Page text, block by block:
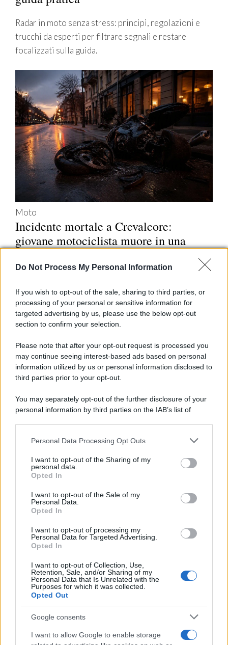
Do Not Process My Personal Information
If you wish to opt-out of the sale, sharing to third parties, or
processing of your personal or sensitive information for
targeted advertising by us, please use the below opt-out
section to confirm your selection.
Please note that after your opt-out request is processed you
may continue seeing interest-based ads based on personal
information utilized by us or personal information disclosed to
third parties prior to your opt-out.
You may separately opt-out of the further disclosure of your
personal information by third parties on the IAB’s list of
This information may also be disclosed by us to third parties
disclose it to other third parties.
Please note that this website/app uses one or more Google
services and may gather and store information including but
not limited to your visit or usage behaviour. You may click to
grant or deny consent to Google and its third-party tags to
consent section.
Personal Data Processing Opt Outs
I want to opt-out of the Sharing of my
personal data.
Opted In
I want to opt-out of the Sale of my
Personal Data.
Opted In
I want to opt-out of processing my
Personal Data for Targeted Advertising.
Opted In
I want to opt-out of Collection, Use,
Retention, Sale, and/or Sharing of my
Personal Data that Is Unrelated with the
Purposes for which it was collected.
Opted Out
Google consents
I want to allow Google to enable storage
Radar in moto senza stress: principi, regolazioni e
trucchi da esperti per filtrare segnali e restare
focalizzati sulla guida.
Moto
Incidente mortale a Crevalcore:
giovane motociclista muore in una
vita in un incidente in moto a Crevalcore. Gli amici,
non vedendolo arrivare a una festa, lo hanno
localizzato e trovato in condizioni disperate.
Motori Magazineè il magazine che si rivolge agli
appassionati di auto che si vogliono tenere sempre
aggiornati sulle ultime notizie del settore, ai saloni ed
il proprio veicolo.
Milano n.68 in data 01/03/2018|Contattaci Cookie Policy -
Note legali-
Copyright © 2025 |Motori magazine- Edito in Italia da AdHub Media
P.IVA 13542920965 Numero REA MI 2729933 - All Rights Reserved.
digitali e realizzati in collaborazione con autori indipendenti.
Casa Magazine
Cineverse Magazine